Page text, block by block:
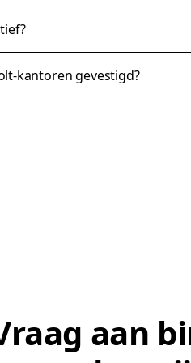
kantoren gevestigd?
aan